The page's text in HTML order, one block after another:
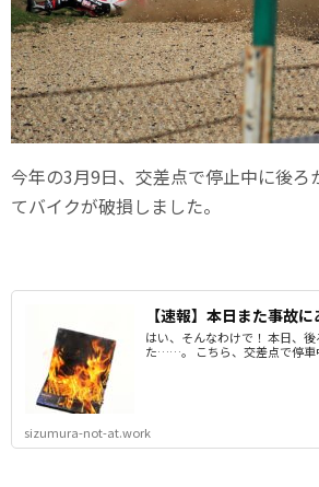
今年の3月9日、交差点で停止中に後ろ
てバイクが破損しました。
【速報】本日また事故
はい、そんなわけで！ 本日、
た……。 こちら、交差点で停車
sizumura-not-at.work